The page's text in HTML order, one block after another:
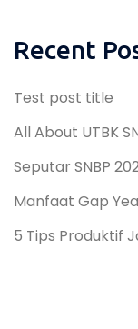
Recent
Test post title
All About UTBK
Seputar SNBP
Manfaat Gap
5 Tips Produktif